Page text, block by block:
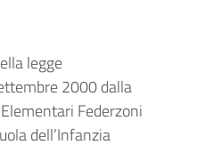
legge
2000 dalla
Federzoni
dell’Infanzia